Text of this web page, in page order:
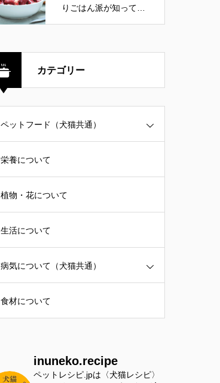
りごはん派が知ってお
カテゴリー
ペットフード（犬猫共通）
栄養について
植物・花について
生活について
病気について（犬猫共通）
食材について
inuneko.recipe
ペットレシピ.jpは〈犬猫レシピ〉